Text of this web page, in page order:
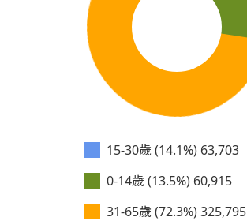
15-30歲 (14.1%) 63,703
0-14歲 (13.5%) 60,915
31-65歲 (72.3%) 325,795